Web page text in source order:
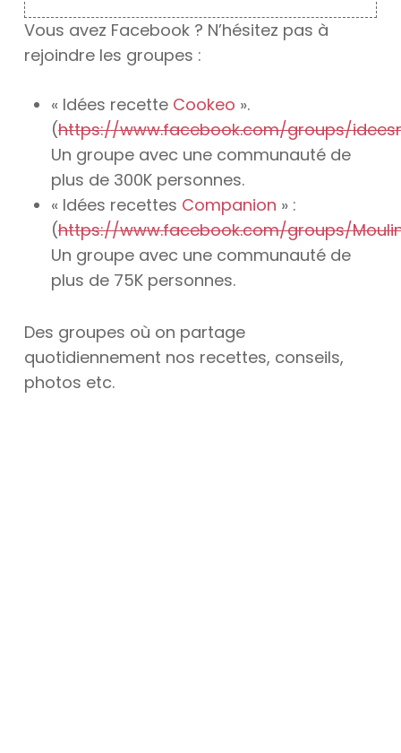
Vous avez Facebook ? N’hésitez pas à
rejoindre les groupes :
« Idées recette Cookeo ».
(https://www.facebook.com/groups/
Un groupe avec une communauté de
plus de 300K personnes.
« Idées recettes Companion » :
(https://www.facebook.com/groups/
Un groupe avec une communauté de
plus de 75K personnes.
Des groupes où on partage
quotidiennement nos recettes, conseils,
photos etc.